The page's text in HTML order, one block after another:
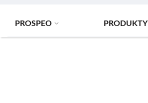
PROSPEO PRODUKTY